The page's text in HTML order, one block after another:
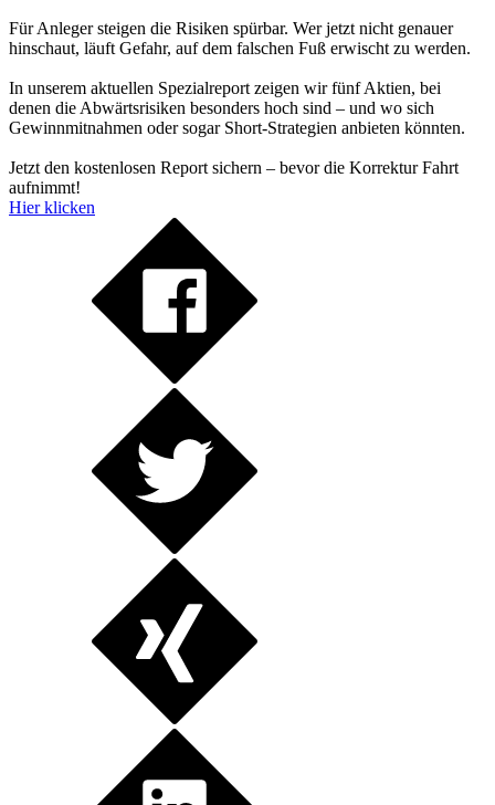
Für Anleger steigen die Risiken spürbar. Wer jetzt nicht genauer
hinschaut, läuft Gefahr, auf dem falschen Fuß erwischt zu werden.
In unserem aktuellen Spezialreport zeigen wir fünf Aktien, bei
denen die Abwärtsrisiken besonders hoch sind – und wo sich
Gewinnmitnahmen oder sogar Short-Strategien anbieten könnten.
Jetzt den kostenlosen Report sichern – bevor die Korrektur Fahrt
aufnimmt!
Hier klicken